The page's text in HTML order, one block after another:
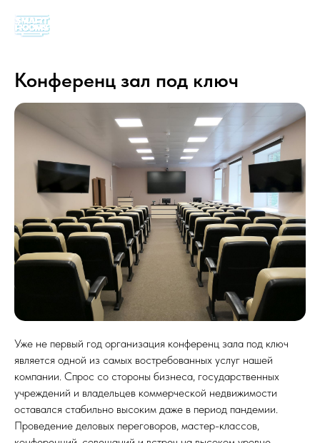
Конференц зал под ключ
Уже не первый год организация конференц зала под ключ
является одной из самых востребованных услуг нашей
компании. Спрос со стороны бизнеса, государственных
учреждений и владельцев коммерческой недвижимости
оставался стабильно высоким даже в период пандемии.
Проведение деловых переговоров, мастер-классов,